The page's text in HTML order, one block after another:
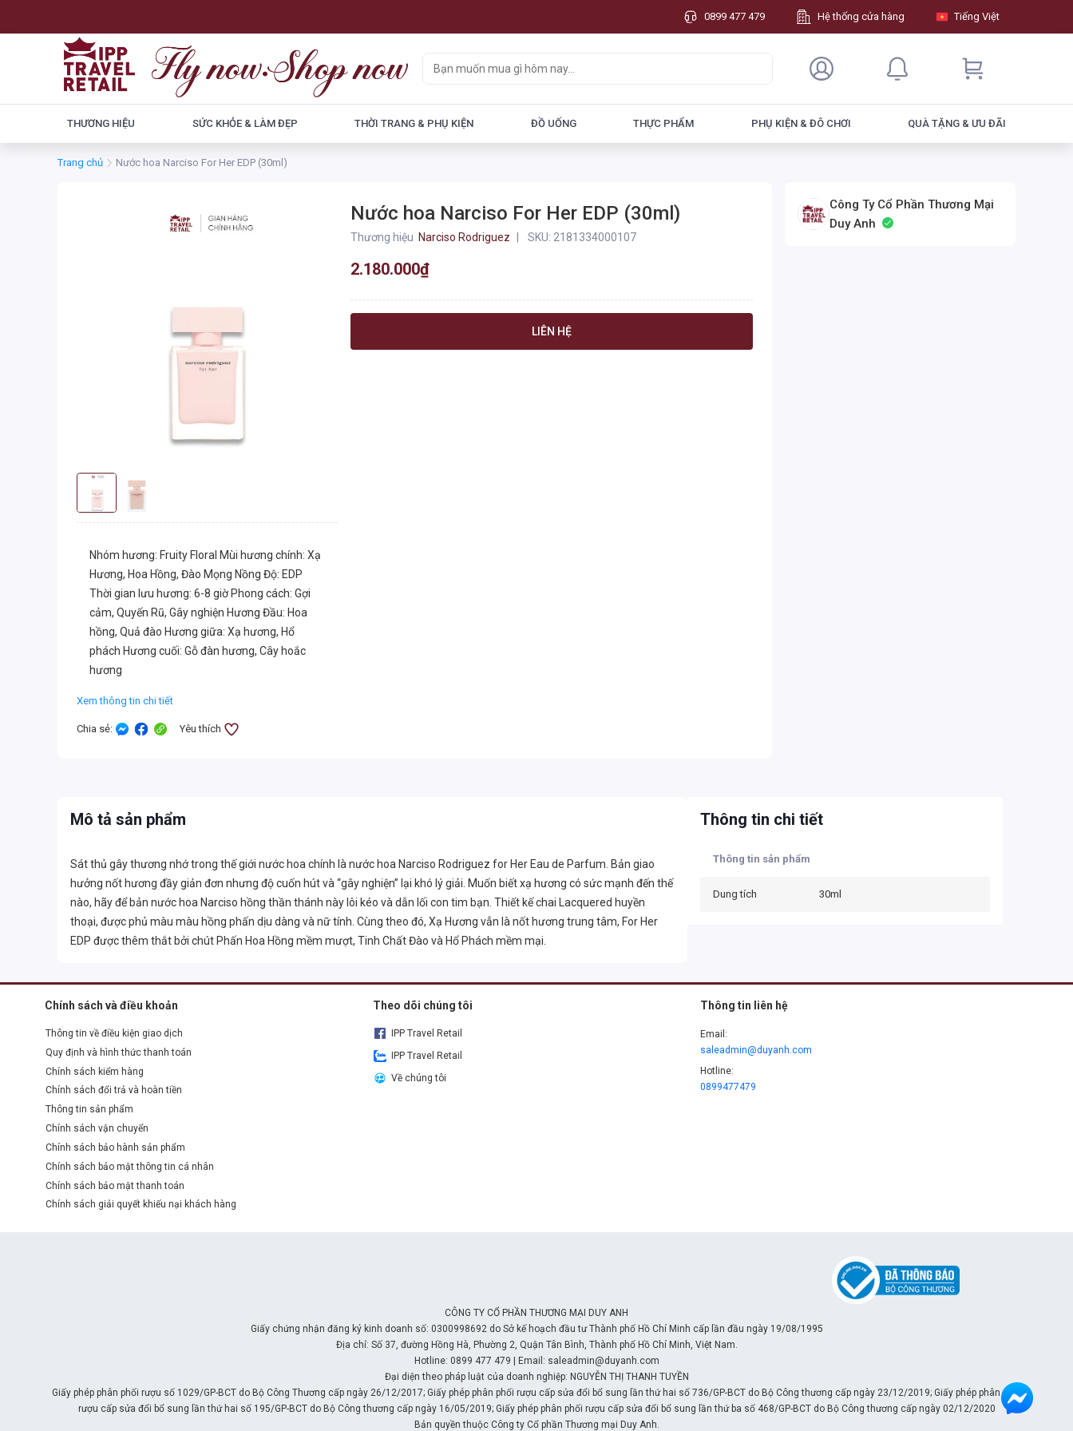
0899 477 479 Hệ thống cửa hàng Tiếng Việt
THƯƠNG HIỆU SỨC KHỎE & LÀM ĐẸP THỜI TRANG & PHỤ KIỆN ĐỒ UỐNG THỰC PHẨM PHỤ KIỆN & ĐÔ CHƠI QUÀ TẶNG & ƯU ĐÃI
Trang chủ Nước hoa Narciso For Her EDP (30ml)
Nhóm hương: Fruity Floral Mùi hương chính: Xạ
Hương, Hoa Hồng, Đào Mọng Nồng Độ: EDP
Thời gian lưu hương: 6-8 giờ Phong cách: Gợi
cảm, Quyến Rũ, Gây nghiện Hương Đầu: Hoa
hồng, Quả đào Hương giữa: Xạ hương, Hổ
phách Hương cuối: Gỗ đàn hương, Cây hoắc
hương
Xem thông tin chi tiết
Chia sẻ: Yêu thích
Nước hoa Narciso For Her EDP (30ml)
Thương hiệu Narciso Rodriguez SKU: 2181334000107
2.180.000₫
LIÊN HỆ
Công Ty Cổ Phần Thương Mại
Duy Anh
Mô tả sản phẩm
Sát thủ gây thương nhớ trong thế giới nước hoa chính là nước hoa Narciso Rodriguez for Her Eau de Parfum. Bản giao
hưởng nốt hương đầy giản đơn nhưng độ cuốn hút và “gây nghiện” lại khó lý giải. Muốn biết xạ hương có sức mạnh đến thế
nào, hãy để bản nước hoa Narciso hồng thần thánh này lôi kéo và dẫn lối con tim bạn. Thiết kế chai Lacquered huyền
thoại, được phủ màu màu hồng phấn dịu dàng và nữ tính. Cùng theo đó, Xạ Hương vẫn là nốt hương trung tâm, For Her
EDP được thêm thắt bởi chút Phấn Hoa Hồng mềm mượt, Tinh Chất Đào và Hổ Phách mềm mại.
Thông tin chi tiết
Thông tin sản phẩm
Dung tích 30ml
Chính sách và điều khoản
Thông tin về điều kiện giao dịch
Quy định và hình thức thanh toán
Chính sách kiểm hàng
Chính sách đổi trả và hoàn tiền
Thông tin sản phẩm
Chính sách vận chuyển
Chính sách bảo hành sản phẩm
Chính sách bảo mật thông tin cá nhân
Chính sách bảo mật thanh toán
Chính sách giải quyết khiếu nại khách hàng
Theo dõi chúng tôi
IPP Travel Retail
IPP Travel Retail
Về chúng tôi
Thông tin liên hệ
Email:
saleadmin@duyanh.com
Hotline:
0899477479
CÔNG TY CỔ PHẦN THƯƠNG MẠI DUY ANH
Giấy chứng nhận đăng ký kinh doanh số: 0300998692 do Sở kế hoạch đầu tư Thành phố Hồ Chí Minh cấp lần đầu ngày 19/08/1995
Địa chỉ: Số 37, đường Hồng Hà, Phường 2, Quận Tân Bình, Thành phố Hồ Chí Minh, Việt Nam.
Hotline: 0899 477 479 | Email: saleadmin@duyanh.com
Đại diện theo pháp luật của doanh nghiệp: NGUYỄN THỊ THANH TUYỀN
Giấy phép phân phối rượu số 1029/GP-BCT do Bộ Công Thương cấp ngày 26/12/2017; Giấy phép phân phối rượu cấp sửa đổi bổ sung lần thứ hai số 736/GP-BCT do Bộ Công thương cấp ngày 23/12/2019; Giấy phép phân phối
rượu cấp sửa đổi bổ sung lần thứ hai số 195/GP-BCT do Bộ Công thương cấp ngày 16/05/2019; Giấy phép phân phối rượu cấp sửa đổi bổ sung lần thứ ba số 468/GP-BCT do Bộ Công thương cấp ngày 02/12/2020
Bản quyền thuộc Công ty Cổ phần Thương mại Duy Anh.